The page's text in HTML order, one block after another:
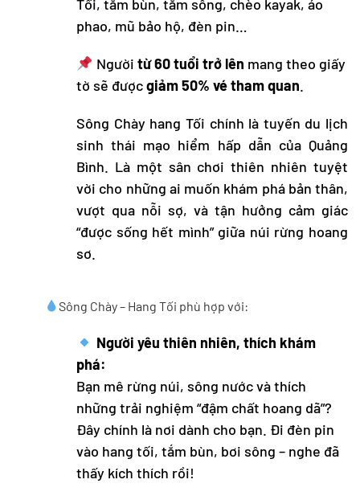
Tối, tắm bùn, tắm sông, chèo kayak, áo
phao, mũ bảo hộ, đèn pin…
Người từ 60 tuổi trở lên mang theo giấy
tờ sẽ đượcgiảm 50% vé tham quan.
Sông Chày hang Tối chính là tuyến du lịch
sinh thái mạo hiểm hấp dẫn của Quảng
Bình. Là một sân chơi thiên nhiên tuyệt
vời cho những ai muốn khám phá bản thân,
vượt qua nỗi sợ, và tận hưởng cảm giác
“được sống hết mình” giữa núi rừng hoang
sơ.
Sông Chày – Hang Tối phù hợp với:
Người yêu thiên nhiên, thích khám
phá:
Bạn mê rừng núi, sông nước và thích
những trải nghiệm “đậm chất hoang dã”?
Đây chính là nơi dành cho bạn. Đi đèn pin
vào hang tối, tắm bùn, bơi sông – nghe đã
thấy kích thích rồi!